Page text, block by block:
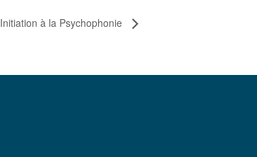
Initiation à la Psychophonie